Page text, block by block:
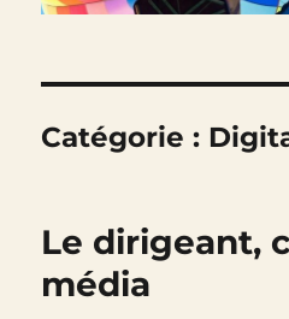
Catégorie :
Le dirigeant,
média